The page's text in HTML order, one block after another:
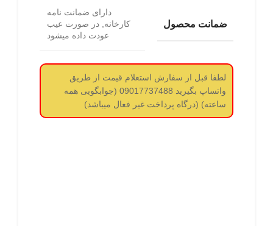
ضمانت محصول
دارای ضمانت نامه
کارخانه, در صورت عیب
عودت داده میشود
لطفا قبل از سفارش استعلام قیمت از طریق
واتساپ بگیرید 09017737488 (جوابگویی همه
ساعته) (درگاه پرداخت غیر فعال میباشد)